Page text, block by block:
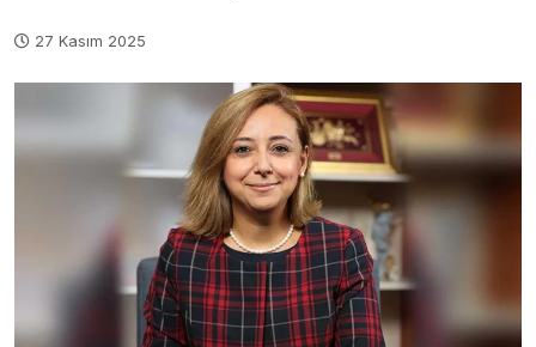
27 Kasım 2025